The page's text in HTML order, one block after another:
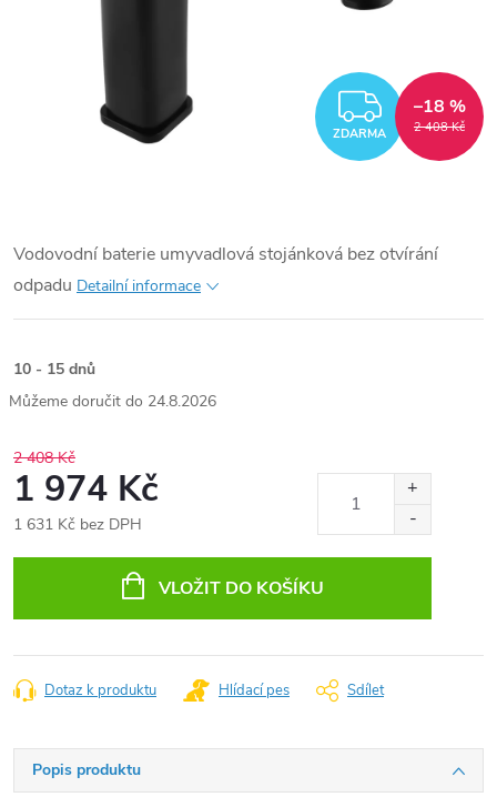
ZDARMA 2 408 Kč
–18 %
Vodovodní baterie umyvadlová stojánková bez otvírání
odpadu Detailní informace
10 - 15 dnů
24.8.2026
2 408 Kč
1 974 Kč
1 631 Kč bez DPH
VLOŽIT DO KOŠÍKU
Dotaz k produktu Hlídací pes Sdílet
Popis produktu